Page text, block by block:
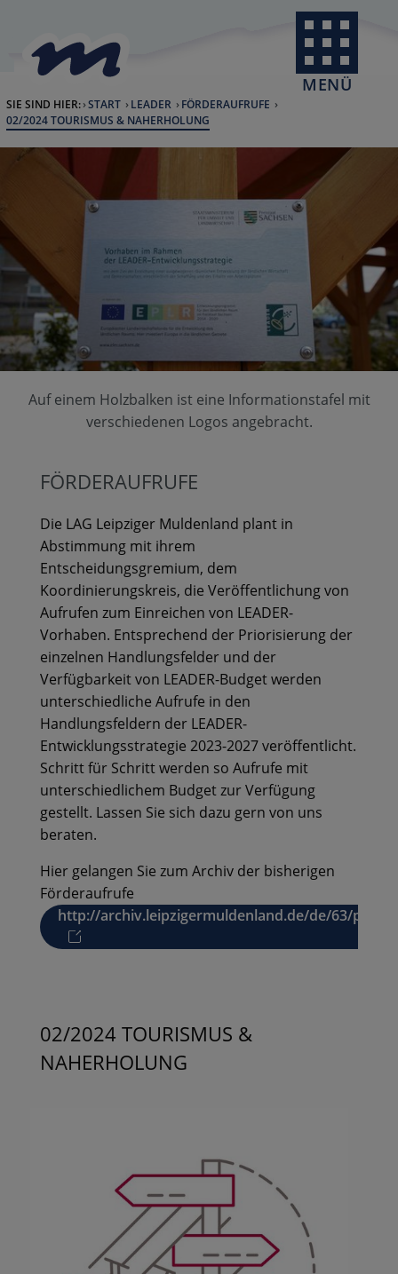
back to home
MENÜ
SIE SIND HIER: START LEADER
FÖRDERAUFRUFE
CURRENT:
02/2024 TOURISMUS & NAHERHOLUNG
Auf einem Holzbalken ist eine Informationstafel mit
verschiedenen Logos angebracht.
FÖRDERAUFRUFE
Die LAG Leipziger Muldenland plant in
Abstimmung mit ihrem
Entscheidungsgremium, dem
Koordinierungskreis, die Veröffentlichung von
Aufrufen zum Einreichen von LEADER-
Vorhaben. Entsprechend der Priorisierung der
einzelnen Handlungsfelder und der
Verfügbarkeit von LEADER-Budget werden
unterschiedliche Aufrufe in den
Handlungsfeldern der LEADER-
Entwicklungsstrategie 2023-2027 veröffentlicht.
Schritt für Schritt werden so Aufrufe mit
unterschiedlichem Budget zur Verfügung
gestellt. Lassen Sie sich dazu gern von uns
beraten.
Hier gelangen Sie zum Archiv der bisherigen
Förderaufrufe
http://archiv.leipzigermuldenland.de/de/63/p1/
02/2024 TOURISMUS &
NAHERHOLUNG